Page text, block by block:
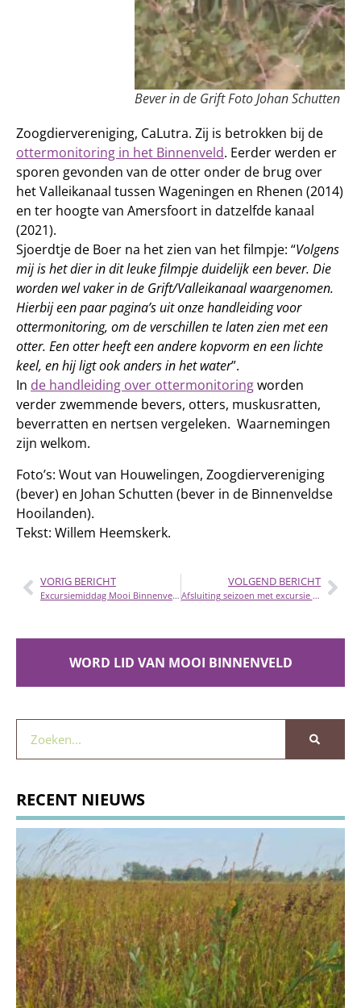
Bever in de Grift Foto Johan Schutten
Zoogdiervereniging, CaLutra. Zij is betrokken bij de
ottermonitoring in het Binnenveld. Eerder werden er
sporen gevonden van de otter onder de brug over
het Valleikanaal tussen Wageningen en Rhenen (2014)
en ter hoogte van Amersfoort in datzelfde kanaal
(2021).
Sjoerdtje de Boer na het zien van het filmpje: “Volgens
mij is het dier in dit leuke filmpje duidelijk een bever. Die
worden wel vaker in de Grift/Valleikanaal waargenomen.
Hierbij een paar pagina’s uit onze handleiding voor
ottermonitoring, om de verschillen te laten zien met een
otter. Een otter heeft een andere kopvorm en een lichte
keel, en hij ligt ook anders in het water”.
In de handleiding over ottermonitoringworden
verder zwemmende bevers, otters, muskusratten,
beverratten en nertsen vergeleken. Waarnemingen
zijn welkom.
Foto’s: Wout van Houwelingen, Zoogdiervereniging
(bever) en Johan Schutten (bever in de Binnenveldse
Hooilanden).
Tekst: Willem Heemskerk.
VORIG BERICHT
Excursiemiddag Mooi Binnenveld 24 september
VOLGEND BERICHT
Afsluiting seizoen met excursie en evaluatie
WORD LID VAN MOOI BINNENVELD
RECENT NIEUWS